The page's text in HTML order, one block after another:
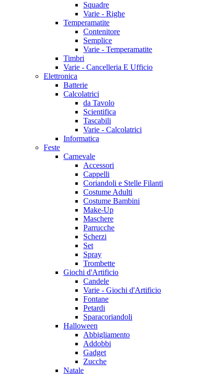
Squadre
Varie - Righe
Temperamatite
Contenitore
Semplice
Varie - Temperamatite
Timbri
Varie - Cancelleria E Ufficio
Elettronica
Batterie
Calcolatrici
da Tavolo
Scientifica
Tascabili
Varie - Calcolatrici
Informatica
Feste
Carnevale
Accessori
Cappelli
Coriandoli e Stelle Filanti
Costume Adulti
Costume Bambini
Make-Up
Maschere
Parrucche
Scherzi
Set
Spray
Trombette
Giochi d'Artificio
Candele
Varie - Giochi d'Artificio
Fontane
Petardi
Sparacoriandoli
Halloween
Abbigliamento
Addobbi
Gadget
Zucche
Natale